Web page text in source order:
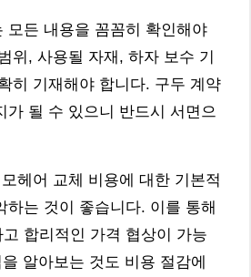
모든 내용을 꼼꼼히 확인해야
위, 사용될 자재, 하자 보수 기
히 기재해야 합니다. 구두 계약
가 될 수 있으니 반드시 서면으
헤어 교체 비용에 대한 기본적
하는 것이 좋습니다. 이를 통해
합리적인 가격 협상이 가능
알아보는 것도 비용 절감에